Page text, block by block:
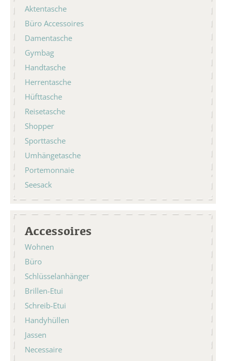
Aktentasche
Büro Accessoires
Damentasche
Gymbag
Handtasche
Herrentasche
Hüfttasche
Reisetasche
Shopper
Sporttasche
Umhängetasche
Portemonnaie
Seesack
Accessoires
Wohnen
Büro
Schlüsselanhänger
Brillen-Etui
Schreib-Etui
Handyhüllen
Jassen
Necessaire